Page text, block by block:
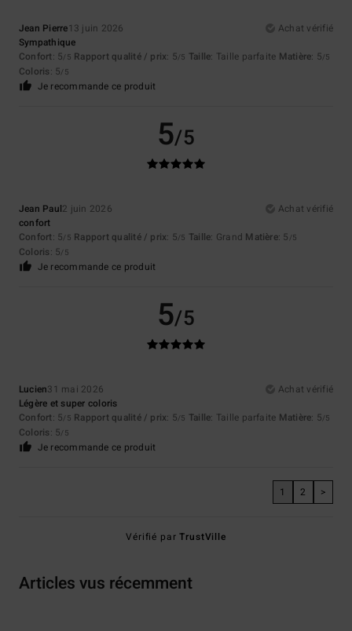
Jean Pierre13 juin 2026
Achat vérifié
Sympathique
Confort: 5/5 Rapport qualité / prix: 5/5 Taille: Taille parfaite Matière: 5/5
Coloris: 5/5
Je recommande ce produit
5/5
Jean Paul2 juin 2026
Achat vérifié
confort
Confort: 5/5 Rapport qualité / prix: 5/5 Taille: Grand Matière: 5 /5
Coloris: 5/5
Je recommande ce produit
5/5
Lucien31 mai 2026
Achat vérifié
Légère et super coloris
Confort: 5/5 Rapport qualité / prix: 5/5 Taille: Taille parfaite Matière: 5/5
Coloris: 5/5
Je recommande ce produit
1 2 >
Vérifié parTrustVille
Articles vus récemment